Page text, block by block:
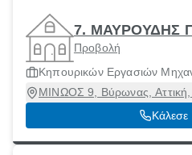
7. ΜΑΥΡΟΥΔΗΣ
Προβολή
Κηπουρικών Εργασιών
ΜΙΝΩΟΣ 9, Βύρωνας,